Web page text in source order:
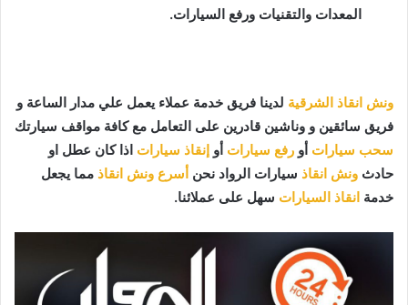
المعدات والتقنيات ورفع السيارات.
ونش انقاذ الشرقية لدينا فريق خدمة عملاء يعمل علي مدار الساعة و
فريق سائقين و وناشين قادرين على التعامل مع كافة مواقف سيارتك
سحب سيارات أو رفع سيارات أو إنقاذ سيارات اذا كان عطل او
حادث ونش انقاذ سيارات الرواد نحن أسرع ونش انقاذ مما يجعل
خدمة انقاذ السيارات سهل على عملائنا.